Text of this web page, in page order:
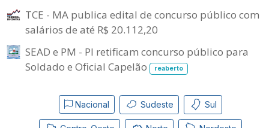
TCE - MA publica edital de concurso público com
salários de até R$ 20.112,20
SEAD e PM - PI retificam concurso público para
Soldado e Oficial Capelão
reaberto
Nacional Sudeste Sul